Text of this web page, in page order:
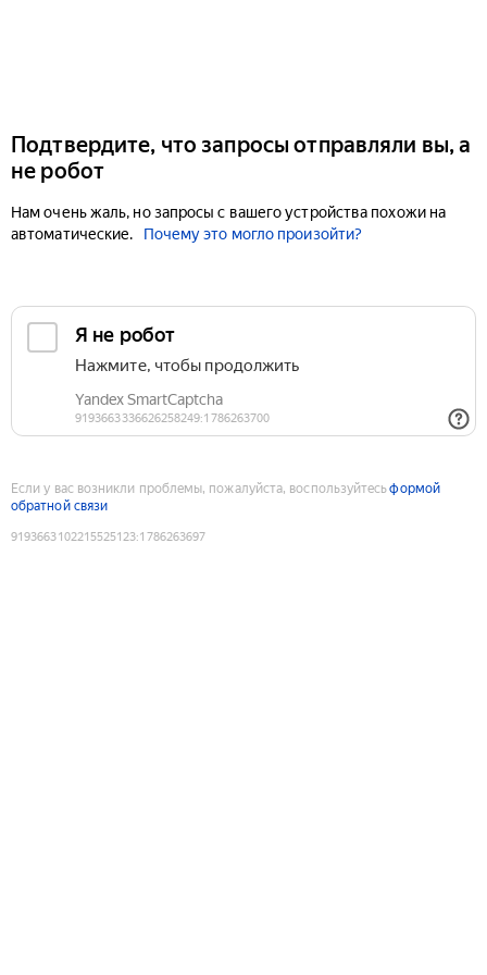
Подтвердите, что запросы отправляли вы, а
не робот
Нам очень жаль, но запросы с вашего устройства похожи на
автоматические.
Почему это могло произойти?
Если у вас возникли проблемы, пожалуйста, воспользуйтесьформой
обратной связи
9193663102215525123:1786263697